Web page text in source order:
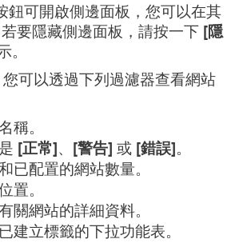
鈕可開啟側邊面板，您可以在其
要隱藏側邊面板，請按一下 [隱
。
可以透過下列過濾器查看網站
稱。
[正常]、 [警告] 或 [錯誤]。
已配置的網站數量。
置。
關網站的詳細資料。
建立標籤的下拉功能表。